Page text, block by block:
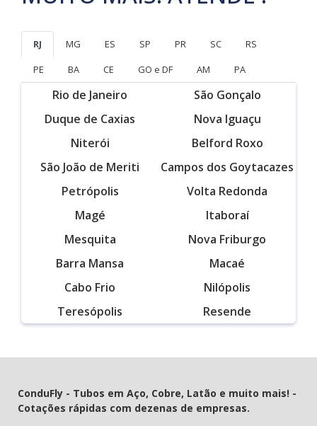
RJ MG ES SP PR SC
RS
PE
BA CE GO e DF AM PA
Rio de Janeiro
São Gonçalo
Duque de Caxias
Nova Iguaçu
Niterói
Belford Roxo
São João de Meriti
Campos dos Goytacazes
Petrópolis
Volta Redonda
Magé
Itaboraí
Mesquita
Nova Friburgo
Barra Mansa
Macaé
Cabo Frio
Nilópolis
Teresópolis
Resende
ConduFly - Tubos em Aço, Cobre, Latão e muito mais! -
Cotações rápidas com dezenas de empresas.